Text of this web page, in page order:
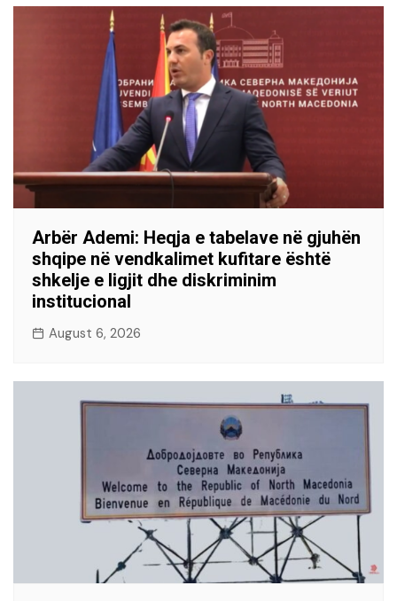
Arbër Ademi: Heqja e tabelave në gjuhën
shqipe në vendkalimet kufitare është
shkelje e ligjit dhe diskriminim
institucional
August 6, 2026